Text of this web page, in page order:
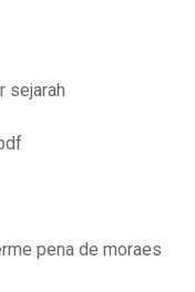
sejarah
pena de moraes